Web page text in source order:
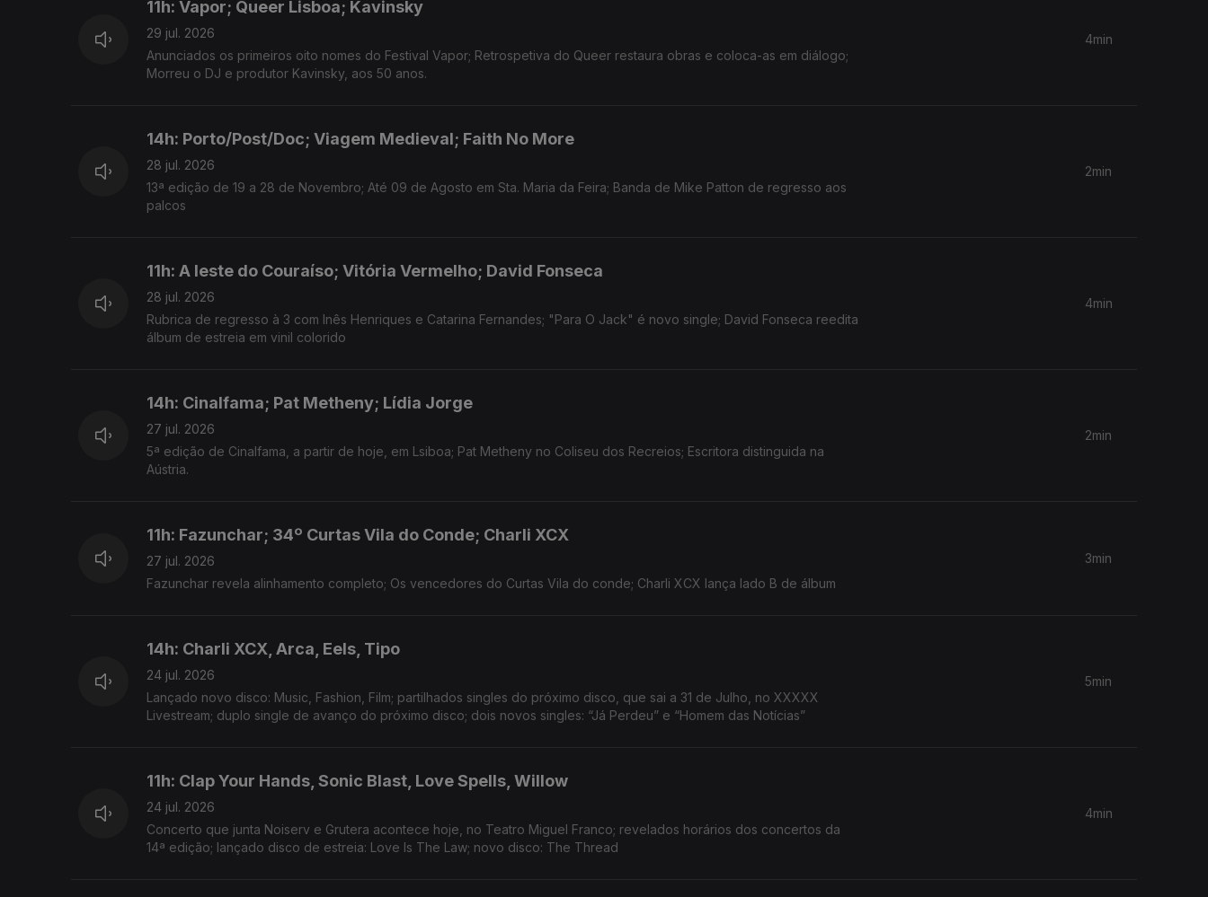
11h: Vapor; Queer Lisboa; Kavinsky
29 jul. 2026
Anunciados os primeiros oito nomes do Festival Vapor; Retrospetiva do Queer restaura obras e coloca-as em diálogo;
Morreu o DJ e produtor Kavinsky, aos 50 anos.
4min
14h: Porto/Post/Doc; Viagem Medieval; Faith No More
28 jul. 2026
13ª edição de 19 a 28 de Novembro; Até 09 de Agosto em Sta. Maria da Feira; Banda de Mike Patton de regresso aos
palcos
2min
11h: A leste do Couraíso; Vitória Vermelho; David Fonseca
28 jul. 2026
Rubrica de regresso à 3 com Inês Henriques e Catarina Fernandes; "Para O Jack" é novo single; David Fonseca reedita
álbum de estreia em vinil colorido
4min
14h: Cinalfama; Pat Metheny; Lídia Jorge
27 jul. 2026
5ª edição de Cinalfama, a partir de hoje, em Lsiboa; Pat Metheny no Coliseu dos Recreios; Escritora distinguida na
Aústria.
2min
11h: Fazunchar; 34º Curtas Vila do Conde; Charli XCX
27 jul. 2026
Fazunchar revela alinhamento completo; Os vencedores do Curtas Vila do conde; Charli XCX lança lado B de álbum
3min
14h: Charli XCX, Arca, Eels, Tipo
24 jul. 2026
Lançado novo disco: Music, Fashion, Film; partilhados singles do próximo disco, que sai a 31 de Julho, no XXXXX
Livestream; duplo single de avanço do próximo disco; dois novos singles: “Já Perdeu” e “Homem das Notícias”
5min
11h: Clap Your Hands, Sonic Blast, Love Spells, Willow
24 jul. 2026
Concerto que junta Noiserv e Grutera acontece hoje, no Teatro Miguel Franco; revelados horários dos concertos da
14ª edição; lançado disco de estreia: Love Is The Law; novo disco: The Thread
4min